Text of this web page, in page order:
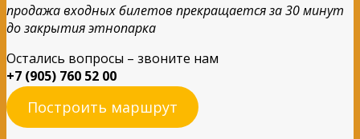
продажа входных билетов прекращается за 30 минут
до закрытия этнопарка
Остались вопросы – звоните нам
+7 (905) 760 52 00
Построить маршрут